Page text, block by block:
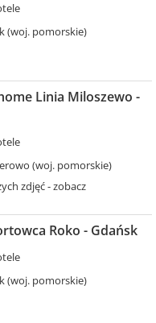
(woj. pomorskie)
Linia Miloszewo -
(woj. pomorskie)
zdjęć - zobacz
Roko - Gdańsk
(woj. pomorskie)